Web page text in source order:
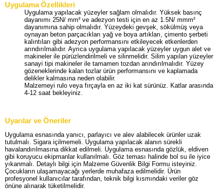
Uygulama Özellikleri
Uygulama yapılacak yüzeyler sağlam olmalıdır. Yüksek basınç
dayanımı 25N/ mm² ve adezyon testi için en az 1.5N/ mmm²
dayanımına sahip olmalıdır. Yüzeydeki gevşek, sökülmüş veya
oynayan beton parçacıkları yağ ve boya artıkları, çimento şerbeti
kalıntıları gibi adezyon performansını etkileyecek etkenlerden
arındırılmalıdır. Ayrıca uygulama yapılacak yüzeyler uygun alet ve
makineler ile pürüzlendirilmeli ve silinmelidir. Silim yapılan yüzeyler
sanayi tipi makineler ile tamamen tozdan arındırılmalıdır. Yüzey
gözeneklerinde kalan tozlar ürün performansını ve kaplamada
delikler kalmasına neden olabilir.
Malzemeyi rulo veya fırçayla en az iki kat sürünüz. Katlar arasında
4-12 saat bekleyiniz.
Uyarılar ve Öneriler
Uygulama esnasında yanıcı, parlayıcı ve alev alabilecek ürünler uzak
tutulmalı. Sigara içilmemeli. Uygulama yapılacak alanın sürekli
havalandırılmasına dikkat edilmeli. Uygulama esnasında gözlük, eldiven
gibi koruyucu ekipmanlar kullanılmalı. Göz teması halinde bol su ile iyice
yıkanmalı. Detaylı bilgi için Malzeme Güvenlik Bilgi Formu isteyiniz.
Çocukların ulaşamayacağı yerlerde muhafaza edilmelidir. Ürün
profesyonel kullanıcılar tarafından, teknik bilgi kısmındaki veriler göz
önüne alınarak tüketilmelidir.